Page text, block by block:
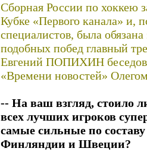
Сборная России по хоккею
Кубке «Первого канала» и,
специалистов, была
подобных побед главный
Евгений ПОПИХИН
«Времени новостей»
-- На ваш взгляд, стоило
всех лучших игроков
самые сильные по
Финляндии и Швеции?